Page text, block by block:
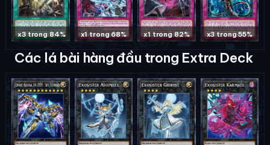
x3 trong 84% x1 trong 68% x1 trong 82% x3 trong 55%
Các lá bài hàng đầu trong Extra Deck